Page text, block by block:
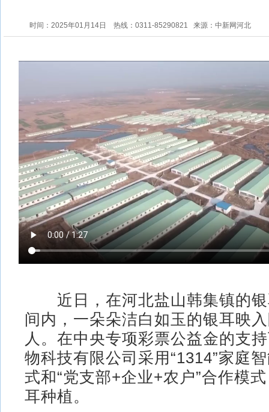
时间：2025年01月14日 热线：0311-85290821 来源：中新网河北
近日，在河北盐山韩集镇的银
间内，一朵朵洁白如玉的银耳映
人。在中央专项彩票公益金的支
物科技有限公司采用“1314”家庭
式和“党支部+企业+农户”合作模
耳种植。